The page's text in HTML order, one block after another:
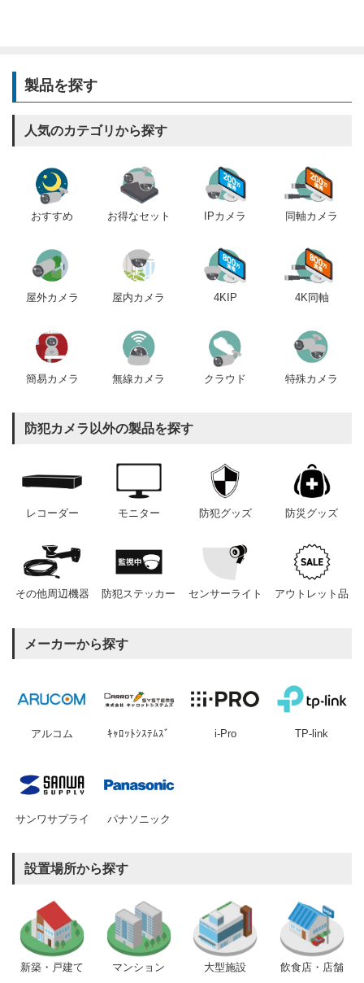
製品を探す
人気のカテゴリから探す
おすすめ お得なセット IPカメラ 同軸カメラ
屋外カメラ 屋内カメラ 4KIP 4K同軸
簡易カメラ 無線カメラ クラウド 特殊カメラ
防犯カメラ以外の製品を探す
レコーダー モニター 防犯グッズ 防災グッズ
その他周辺機器 防犯ステッカー センサーライト アウトレット品
メーカーから探す
アルコム ｷｬﾛｯﾄｼｽﾃﾑｽﾞ i-Pro TP-link
サンワサプライ パナソニック
設置場所から探す
新築・戸建て マンション 大型施設 飲食店・店舗